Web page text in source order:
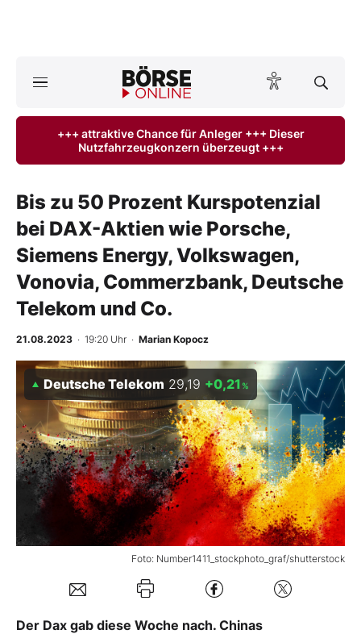
ktuelle Ausgabe BÖRSE ONLINE lesen
Finanz-Check
Abo & Shop
BO-Musterdepots
Mein B:O
Mein Konto
Folgen Sie uns
+++ attraktive Chance für Anleger +++ Dieser
Nutzfahrzeugkonzern überzeugt +++
Bis zu 50 Prozent Kurspotenzial
bei DAX-Aktien wie Porsche,
Siemens Energy, Volkswagen,
Vonovia, Commerzbank, Deutsche
Telekom und Co.
21.08.2023 · 19:20 Uhr · Marian Kopocz
Foto: Number1411_stockphoto_graf/shutterstock
Deutsche Telekom 29,19 +0,21 %
Der Dax gab diese Woche nach. Chinas